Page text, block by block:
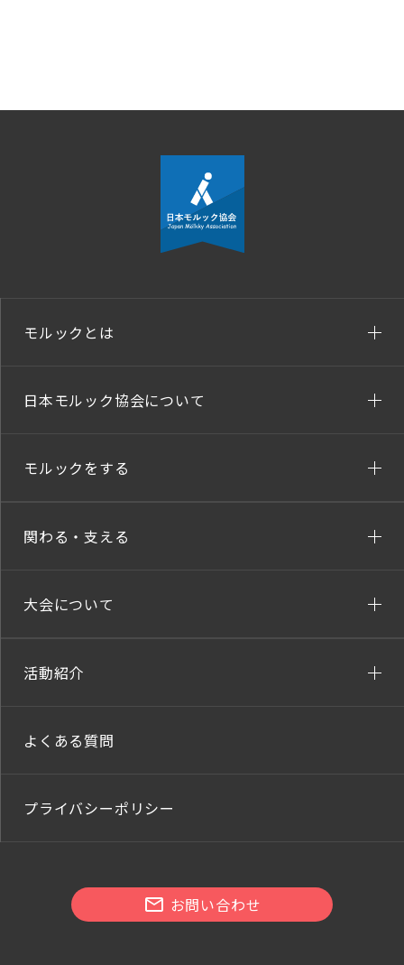
モルックとは
日本モルック協会について
モルックをする
関わる・支える
大会について
活動紹介
よくある質問
プライバシーポリシー
お問い合わせ